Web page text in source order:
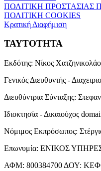
ΠΟΛΙΤΙΚΗ
ΠΟΛΙΤΙΚΗ COOKIES
Κρατική Διαφήμιση
ΤΑΥΤΟΤΗΤΑ
Εκδότης: Νίκος
Γενικός Διευθυντής -
Διευθύντρια Σύνταξης:
Ιδιοκτησία - Δικαιούχος
Νόμιμος Εκπρόσωπος:
Επωνυμία: ΕΝΙΚΟΣ
ΑΦΜ: 800384700 ΔΟΥ: